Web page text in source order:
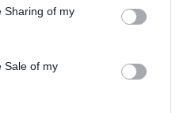
behaviour. You may click to
and its third-party tags to
purposes in below Google
Sharing of my
Sale of my
is létfontosságú